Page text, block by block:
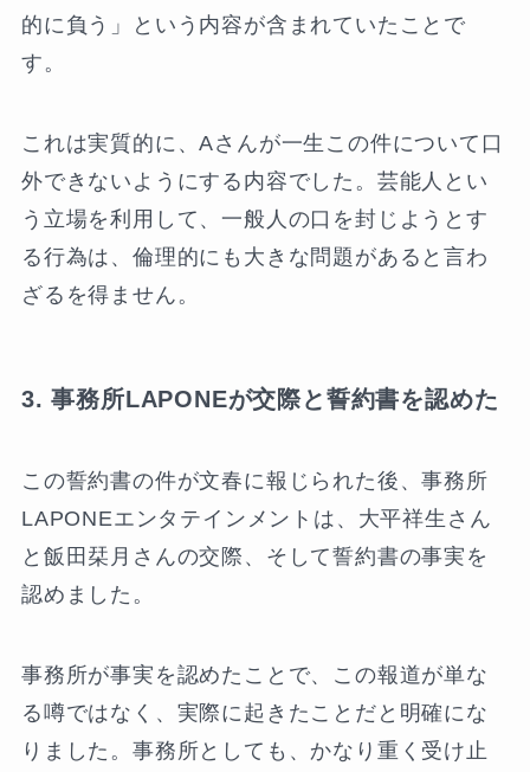
的に負う」という内容が含まれていたことで
す。
これは実質的に、Aさんが一生この件について口
外できないようにする内容でした。芸能人とい
う立場を利用して、一般人の口を封じようとす
る行為は、倫理的にも大きな問題があると言わ
ざるを得ません。
3. 事務所LAPONEが交際と誓約書を認めた
この誓約書の件が文春に報じられた後、事務所
LAPONEエンタテインメントは、大平祥生さん
と飯田栞月さんの交際、そして誓約書の事実を
認めました。
事務所が事実を認めたことで、この報道が単な
る噂ではなく、実際に起きたことだと明確にな
りました。事務所としても、かなり重く受け止